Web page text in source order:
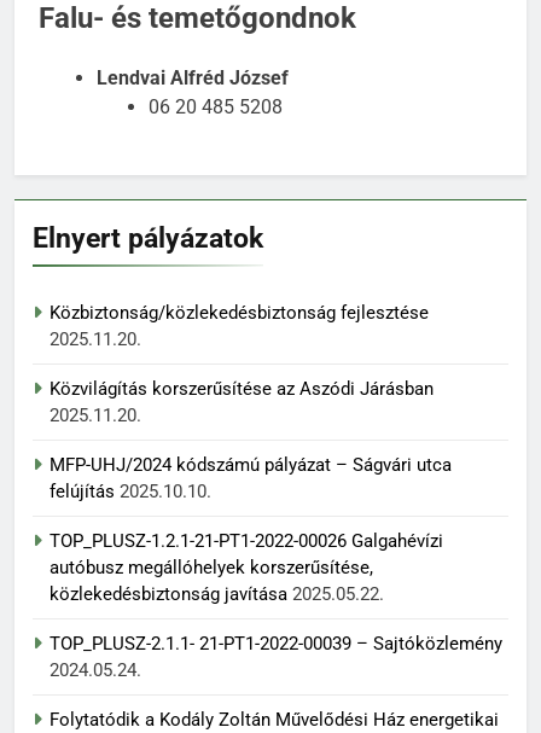
Falu- és temetőgondnok
Lendvai Alfréd József
06 20 485 5208
Elnyert pályázatok
Közbiztonság/közlekedésbiztonság fejlesztése
2025.11.20.
Közvilágítás korszerűsítése az Aszódi Járásban
2025.11.20.
MFP-UHJ/2024 kódszámú pályázat – Ságvári utca
felújítás 2025.10.10.
TOP_PLUSZ-1.2.1-21-PT1-2022-00026 Galgahévízi
autóbusz megállóhelyek korszerűsítése,
közlekedésbiztonság javítása 2025.05.22.
TOP_PLUSZ-2.1.1- 21-PT1-2022-00039 – Sajtóközlemény
2024.05.24.
Folytatódik a Kodály Zoltán Művelődési Ház energetikai